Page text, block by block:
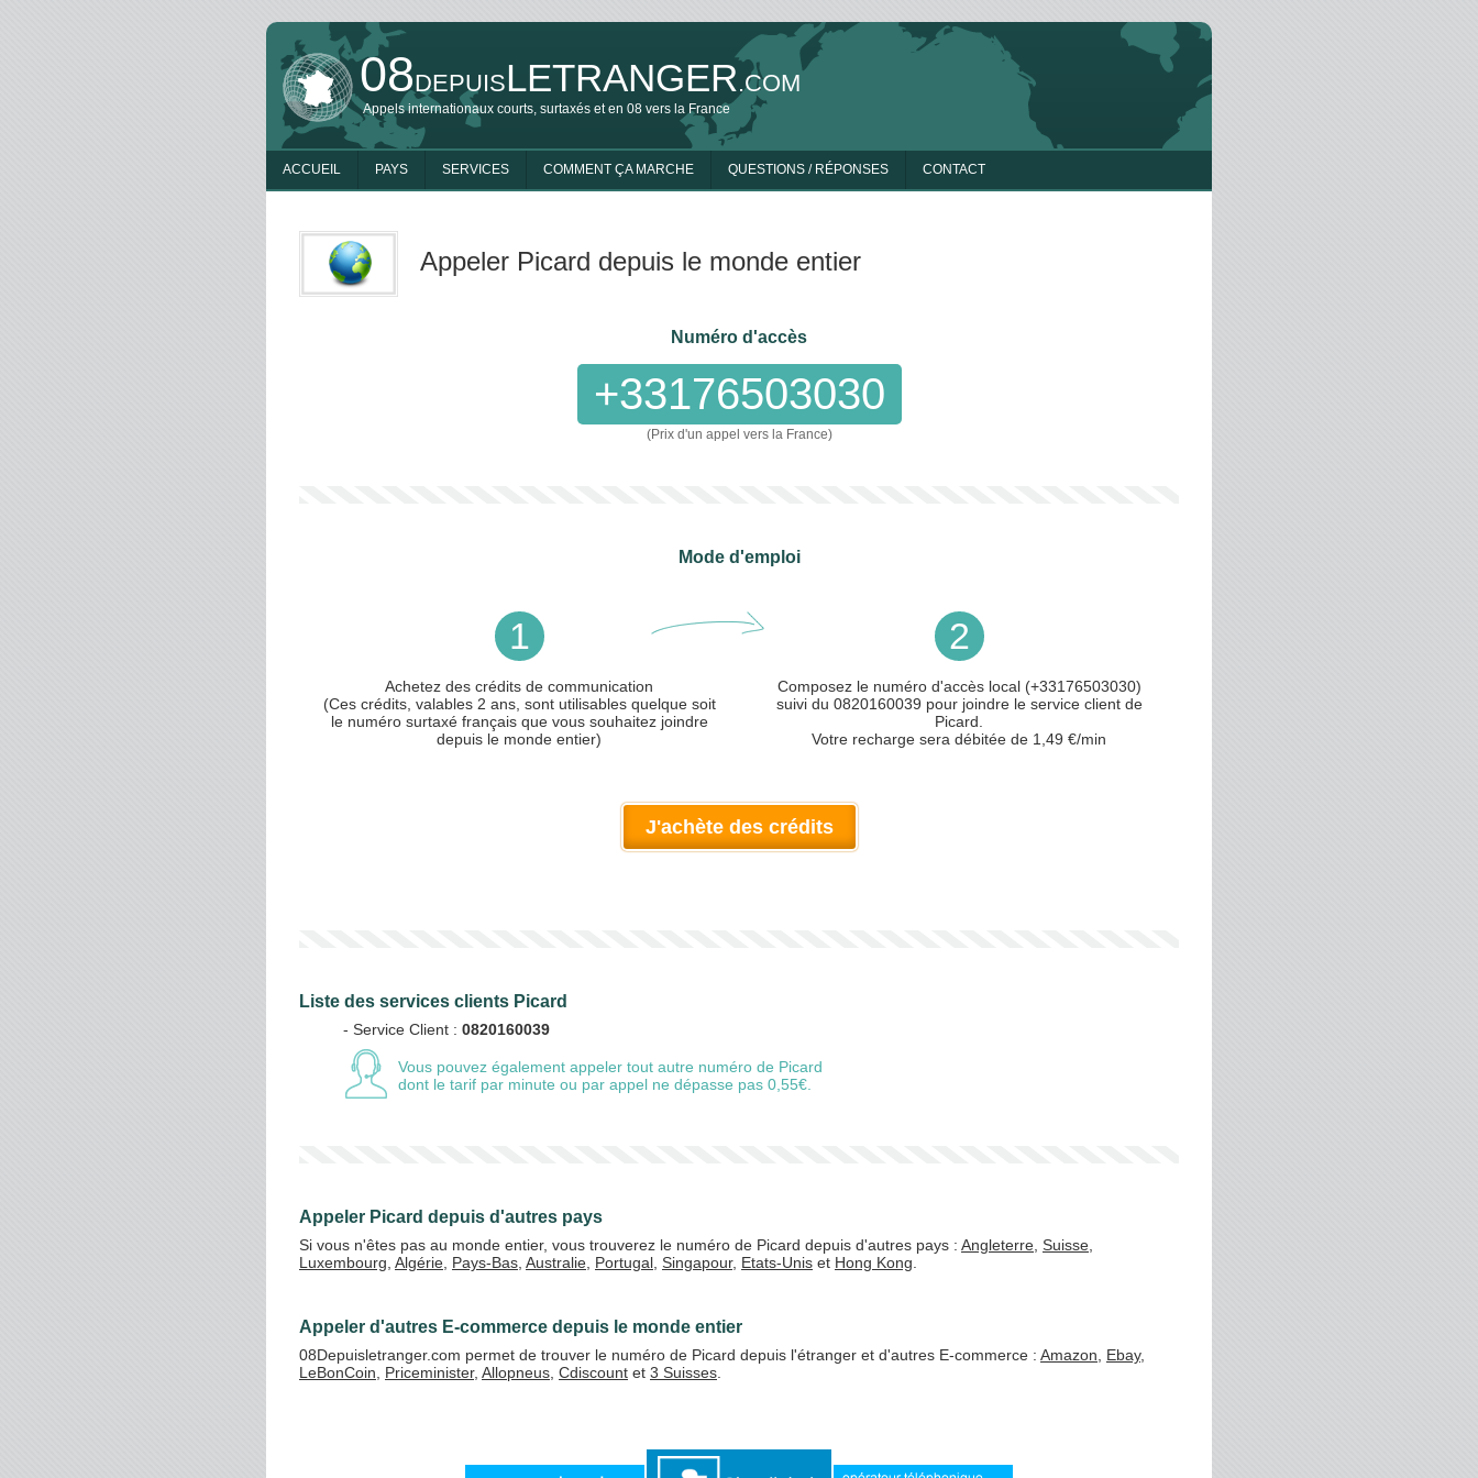
08DEPUISLETRANGER.COM
Appels internationaux courts, surtaxés et en 08 vers la France
ACCUEIL PAYS SERVICES COMMENT ÇA MARCHE QUESTIONS / RÉPONSES CONTACT
Appeler Picard depuis le monde entier
Numéro d'accès
+33176503030
(Prix d'un appel vers la France)
Mode d'emploi
1
Achetez des crédits de communication
(Ces crédits, valables 2 ans, sont utilisables quelque soit
le numéro surtaxé français que vous souhaitez joindre
depuis le monde entier)
2
Composez le numéro d'accès local (+33176503030)
suivi du 0820160039 pour joindre le service client de
Picard.
Votre recharge sera débitée de 1,49 €/min
J'achète des crédits
Vos crédits
20 € 50 €
Liste des services clients Picard
- Service Client : 0820160039
Vous pouvez également appeler tout autre numéro de Picard
dont le tarif par minute ou par appel ne dépasse pas 0,55€.
Appeler Picard depuis d'autres pays
Si vous n'êtes pas au monde entier, vous trouverez le numéro de Picard depuis d'autres pays : Angleterre Suisse
Luxembourg Algérie Pays-Bas Australie Portugal Singapour, Etats-Unis et Hong Kong
Appeler d'autres E-commerce depuis le monde entier
08Depuisletranger.com permet de trouver le numéro de Picard depuis l'étranger et d'autres E-commerce : Amazon Ebay,
LeBonCoin
Priceminister, Allopneus Cdiscount et 3 Suisses